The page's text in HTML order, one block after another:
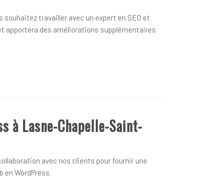
souhaitez travailler avec un expert en SEO et
apportera des améliorations supplémentaires
à Lasne-Chapelle-Saint-
avec nos clients pour fournir une
en WordPress.